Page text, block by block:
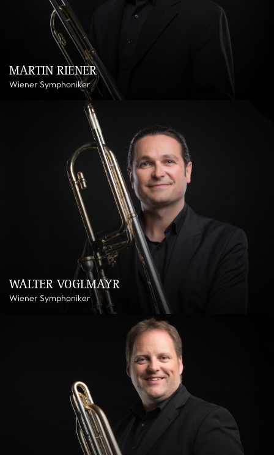
MARTIN RIENER
Wiener Symphoniker
WALTER VOGLMAYR
Wiener Symphoniker